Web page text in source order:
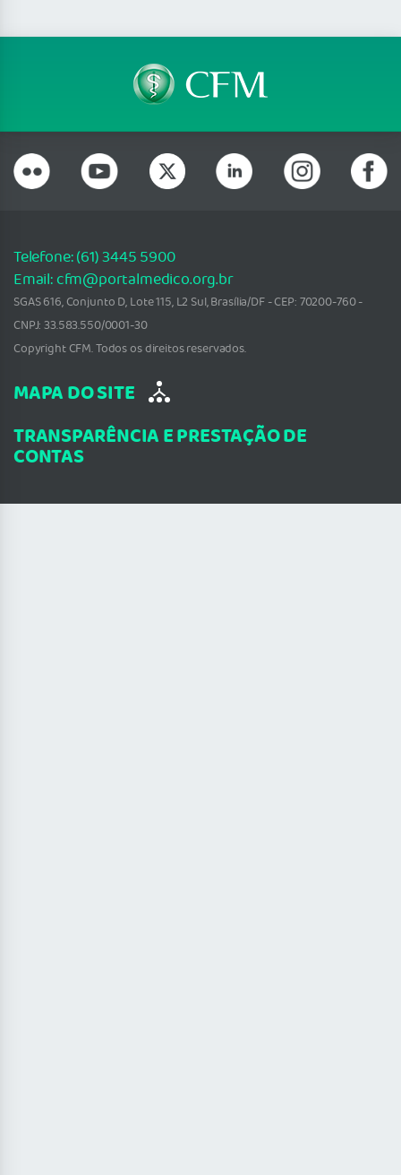
Telefone: (61) 3445 5900
Email: cfm@portalmedico.org.br
SGAS 616, Conjunto D, Lote 115, L2 Sul, Brasília/DF - CEP: 70200-760 -
CNPJ: 33.583.550/0001-30
Copyright CFM. Todos os direitos reservados.
MAPA DO SITE
TRANSPARÊNCIA E PRESTAÇÃO DE
CONTAS